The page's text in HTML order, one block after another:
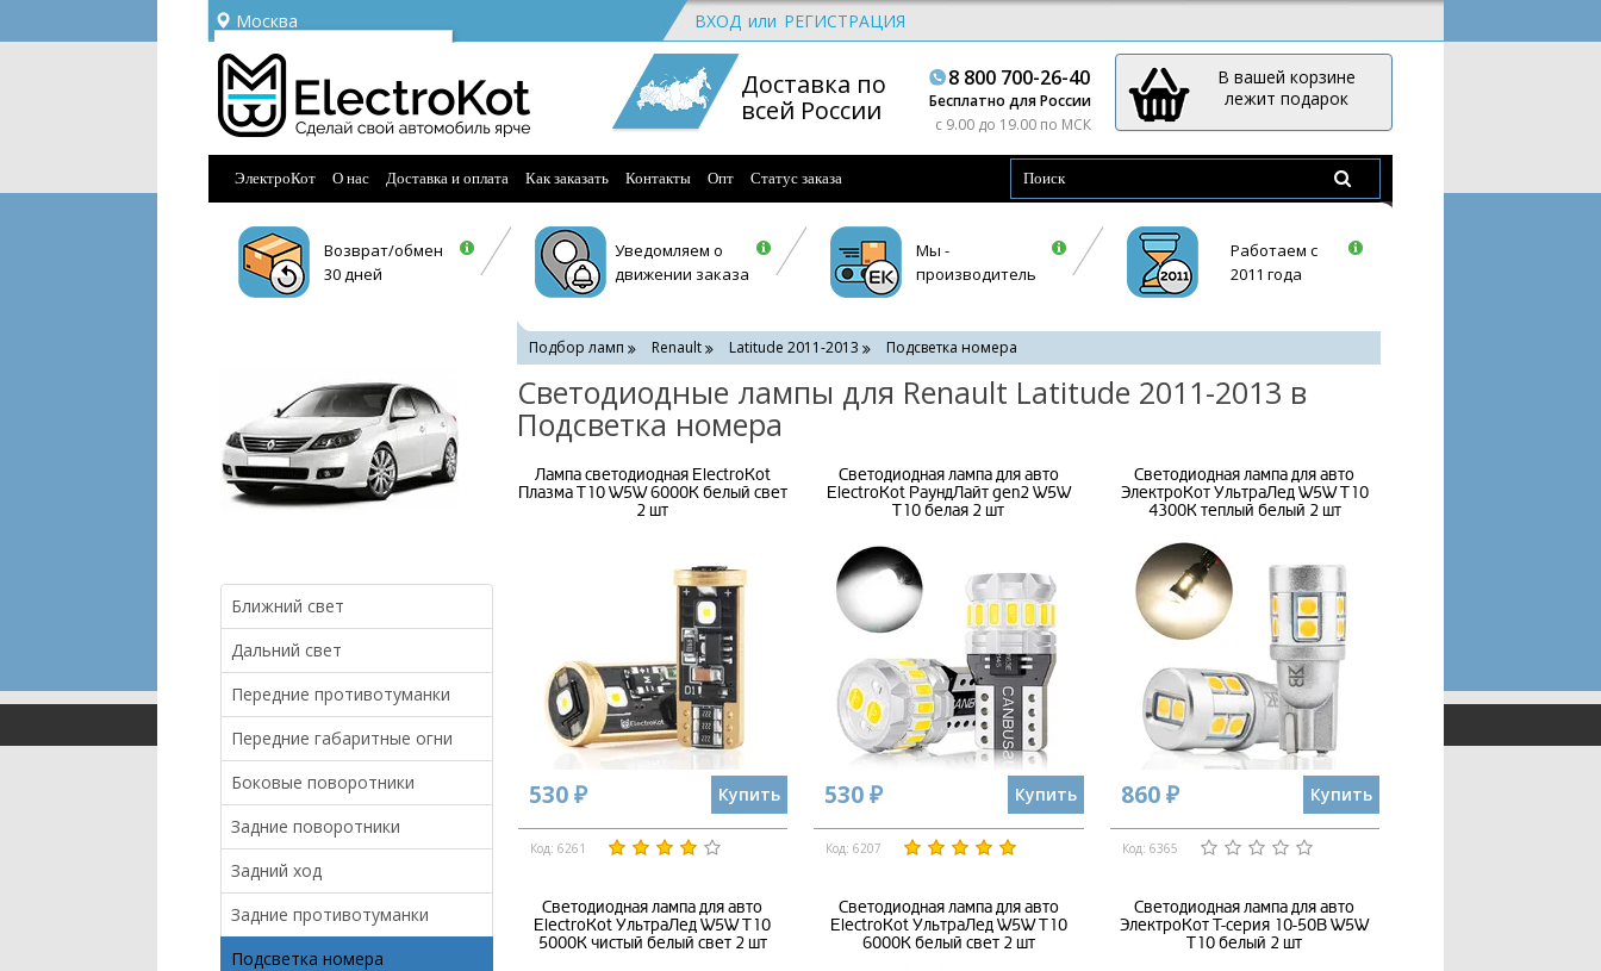
Москва
Ваш город —
Угадали?
ВХОД или РЕГИСТРАЦИЯ
Доставка по
всей России
8 800 700-26-40
Бесплатно для России
c 9.00 до 19.00 по МСК
В вашей корзине
лежит подарок
ЭлектроКот О нас Доставка и оплата Как заказать Контакты Опт Статус заказа
Возврат/обмен
30 дней
Уведомляем о
движении заказа
Мы -
производитель
Работаем с
2011 года
Ближний свет
Дальний свет
Передние противотуманки
Передние габаритные огни
Боковые поворотники
Задние поворотники
Задний ход
Задние противотуманки
Подсветка номера
Подбор ламп Renault Latitude 2011-2013 Подсветка номера
Светодиодные лампы для Renault Latitude 2011-2013 в
Подсветка номера
Лампа светодиодная ElectroKot
Плазма T10 W5W 6000K белый свет
2 шт
530 ₽ Купить
Код: 6261
Светодиодная лампа для авто
ElectroKot РаундЛайт gen2 W5W
T10 белая 2 шт
530 ₽ Купить
Код: 6207
Светодиодная лампа для авто
ЭлектроКот УльтраЛед W5W T10
4300K теплый белый 2 шт
860 ₽ Купить
Код: 6365
Светодиодная лампа для авто
ElectroKot УльтраЛед W5W T10
5000K чистый белый свет 2 шт
Светодиодная лампа для авто
ElectroKot УльтраЛед W5W T10
6000K белый свет 2 шт
Светодиодная лампа для авто
ЭлектроКот Т-серия 10-50В W5W
T10 белый 2 шт